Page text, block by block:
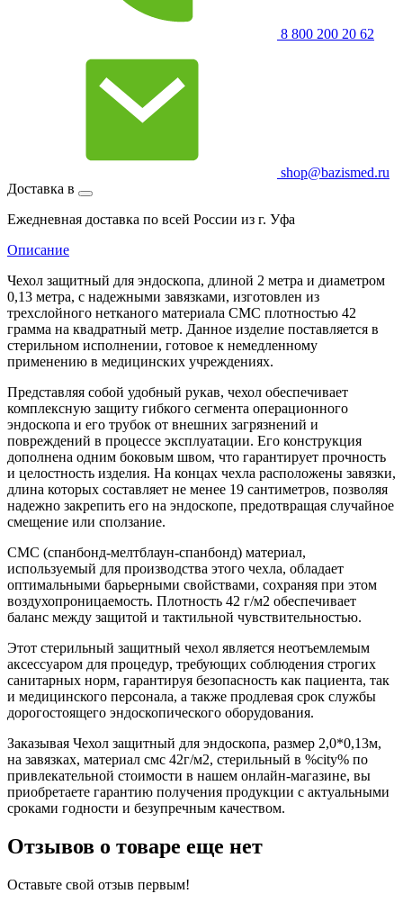
8 800 200 20 62
shop@bazismed.ru
Доставка в
Ежедневная доставка по всей России из г. Уфа
Описание
Чехол защитный для эндоскопа, длиной 2 метра и диаметром
0,13 метра, с надежными завязками, изготовлен из
трехслойного нетканого материала СМС плотностью 42
грамма на квадратный метр. Данное изделие поставляется в
стерильном исполнении, готовое к немедленному
применению в медицинских учреждениях.
Представляя собой удобный рукав, чехол обеспечивает
комплексную защиту гибкого сегмента операционного
эндоскопа и его трубок от внешних загрязнений и
повреждений в процессе эксплуатации. Его конструкция
дополнена одним боковым швом, что гарантирует прочность
и целостность изделия. На концах чехла расположены завязки,
длина которых составляет не менее 19 сантиметров, позволяя
надежно закрепить его на эндоскопе, предотвращая случайное
смещение или сползание.
СМС (спанбонд-мелтблаун-спанбонд) материал,
используемый для производства этого чехла, обладает
оптимальными барьерными свойствами, сохраняя при этом
воздухопроницаемость. Плотность 42 г/м2 обеспечивает
баланс между защитой и тактильной чувствительностью.
Этот стерильный защитный чехол является неотъемлемым
аксессуаром для процедур, требующих соблюдения строгих
санитарных норм, гарантируя безопасность как пациента, так
и медицинского персонала, а также продлевая срок службы
дорогостоящего эндоскопического оборудования.
Заказывая Чехол защитный для эндоскопа, размер 2,0*0,13м,
на завязках, материал смс 42г/м2, стерильный в %city% по
привлекательной стоимости в нашем онлайн-магазине, вы
приобретаете гарантию получения продукции с актуальными
сроками годности и безупречным качеством.
Отзывов о товаре еще нет
Оставьте свой отзыв первым!